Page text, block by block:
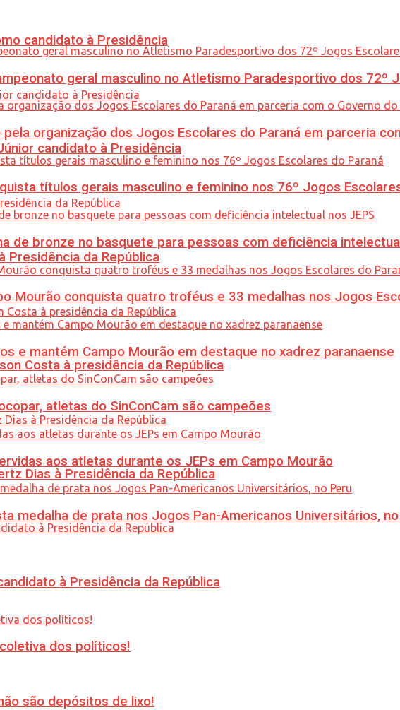
candidato à Presidência
candidato à Presidência
Presidência da República
Costa à presidência da República
Dias à Presidência da República
à Presidência da República
geral masculino no Atletismo Paradesportivo dos 72º
organização dos Jogos Escolares do Paraná em parceria
títulos gerais masculino e feminino nos 76º Jogos
de bronze no basquete para pessoas com deficiência
Mourão conquista quatro troféus e 33 medalhas nos Jogos
e mantém Campo Mourão em destaque no xadrez paranaense
atletas do SinConCam são campeões
aos atletas durante os JEPs em Campo Mourão
medalha de prata nos Jogos Pan-Americanos Universitários,
dos políticos!
são depósitos de lixo!